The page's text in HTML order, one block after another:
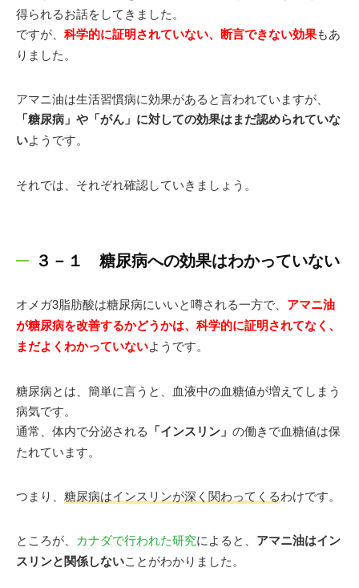
得られるお話をしてきました。
ですが、 科学的に証明されていない、断言できない効果もあ
りました。
アマニ油は生活習慣病に効果があると言われていますが、
「糖尿病」や「がん」に対しての効果はまだ認められていな
いようです。
それでは、それぞれ確認していきましょう。
３－１ 糖尿病への効果はわかっていない
オメガ3脂肪酸は糖尿病にいいと噂される一方で、 アマニ油
が糖尿病を改善するかどうかは、科学的に証明されてなく、
まだよくわかっていないようです。
糖尿病とは、簡単に言うと、血液中の血糖値が増えてしまう
病気です。
通常、体内で分泌される 「インスリン」 の働きで血糖値は保
たれています。
つまり、 糖尿病はインスリンが深く関わってくるわけです。
ところが、 カナダで行われた研究によると、 アマニ油はイン
スリンと関係しないことがわかりました。